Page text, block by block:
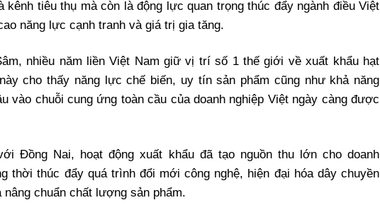
kênh tiêu thụ mà còn là động lực quan trọng thúc đẩy ngành điều Việt
năng lực cạnh tranh và giá trị gia tăng.
nhiều năm liền Việt Nam giữ vị trí số 1 thế giới về xuất khẩu hạt
cho thấy năng lực chế biến, uy tín sản phẩm cũng như khả năng
vào chuỗi cung ứng toàn cầu của doanh nghiệp Việt ngày càng được
Đồng Nai, hoạt động xuất khẩu đã tạo nguồn thu lớn cho doanh
thời thúc đẩy quá trình đổi mới công nghệ, hiện đại hóa dây chuyền
nâng chuẩn chất lượng sản phẩm.